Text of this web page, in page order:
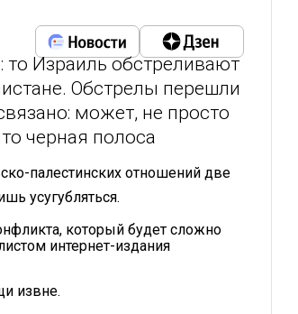
то Израиль обстреливают
Обстрелы перешли
может, не просто
черная полоса
палестинских отношений две
усугубляться.
который будет сложно
интернет-издания
извне.